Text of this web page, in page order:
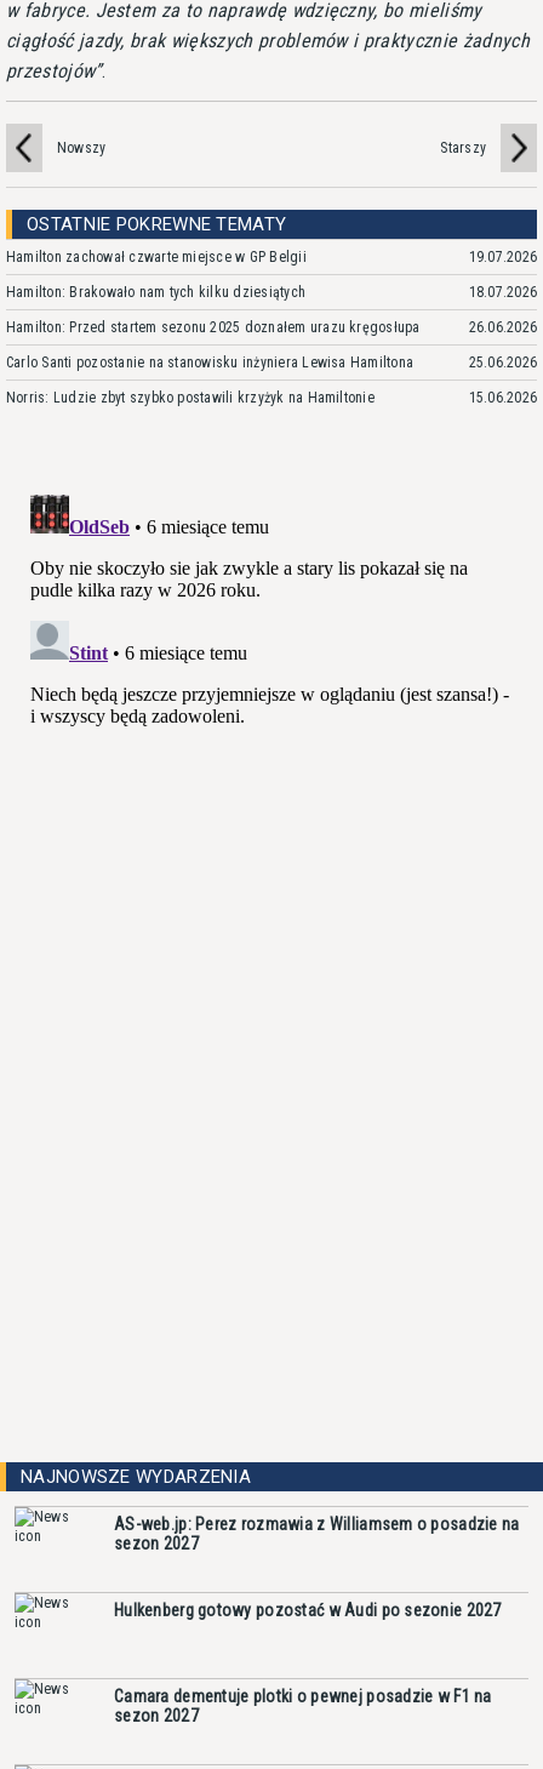
w fabryce. Jestem za to naprawdę wdzięczny, bo mieliśmy
ciągłość jazdy, brak większych problemów i praktycznie żadnych
przestojów .
Nowszy Starszy
OSTATNIE POKREWNE TEMATY
Hamilton zachował czwarte miejsce w GP Belgii 19.07.2026
Hamilton: Brakowało nam tych kilku dziesiątych 18.07.2026
Hamilton: Przed startem sezonu 2025 doznałem urazu kręgosłupa 26.06.2026
Carlo Santi pozostanie na stanowisku inżyniera Lewisa Hamiltona 25.06.2026
Norris: Ludzie zbyt szybko postawili krzyżyk na Hamiltonie 15.06.2026
NAJNOWSZE WYDARZENIA
AS-web.jp: Perez rozmawia z Williamsem o posadzie na
sezon 2027
Hulkenberg gotowy pozostać w Audi po sezonie 2027
Camara dementuje plotki o pewnej posadzie w F1 na
sezon 2027